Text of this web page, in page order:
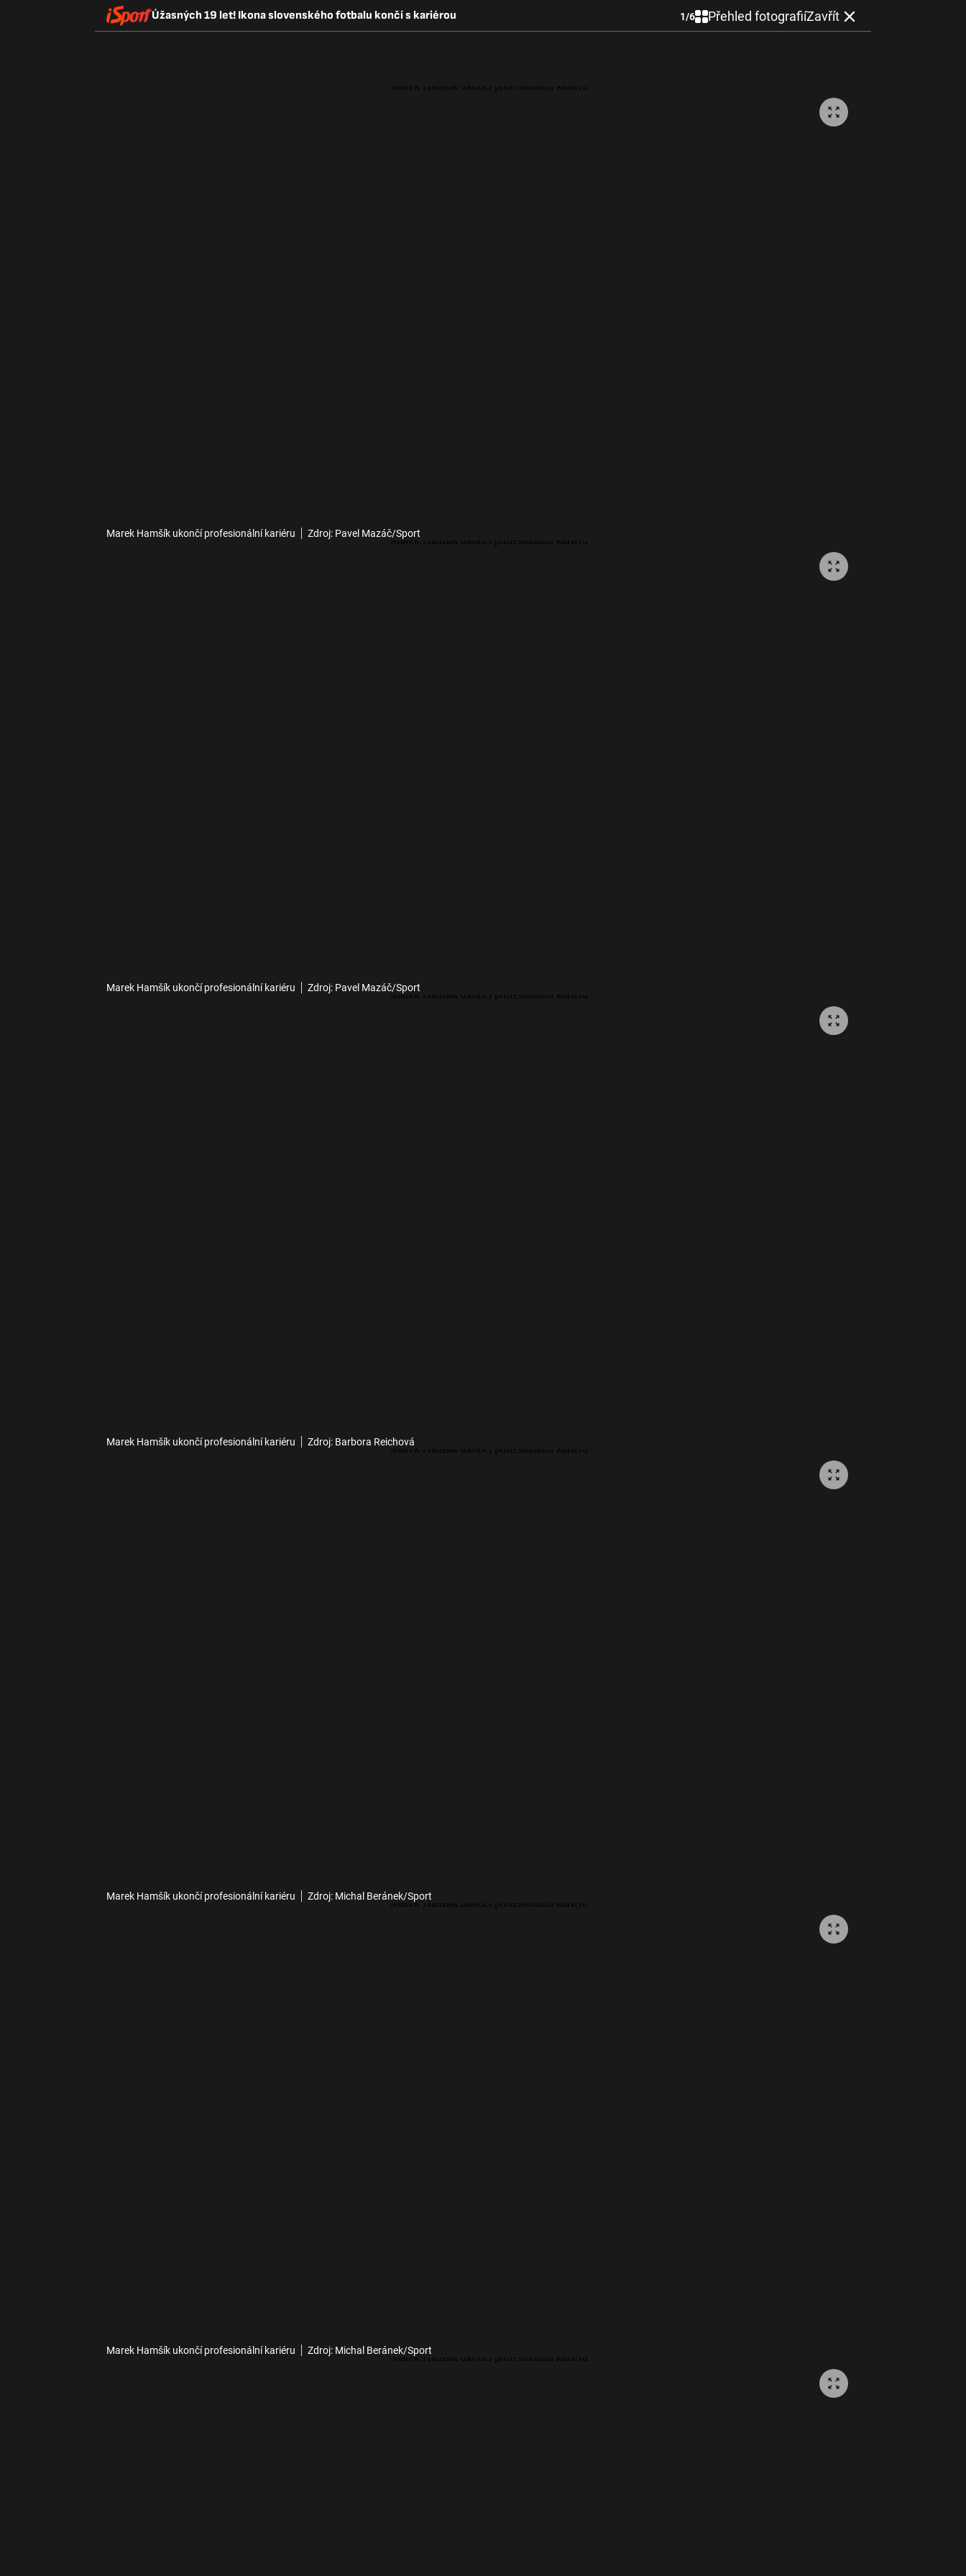
Úžasných 19 let! Ikona slovenského fotbalu končí s kariérou 1/6 Přehled fotografiíZavřít
Marek Hamšík ukončí profesionální kariéru Zdroj: Pavel Mazáč/Sport
Marek Hamšík ukončí profesionální kariéru Zdroj: Pavel Mazáč/Sport
Marek Hamšík ukončí profesionální kariéru Zdroj: Barbora Reichová
Marek Hamšík ukončí profesionální kariéru Zdroj: Michal Beránek/Sport
Marek Hamšík ukončí profesionální kariéru Zdroj: Michal Beránek/Sport